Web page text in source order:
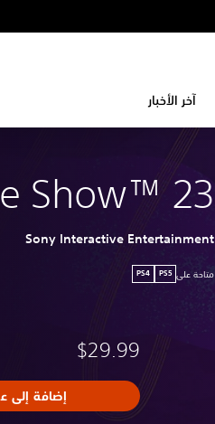
آخر الأخبار
Show™ 23
Sony Interactive Entertainment
متاحة على PS5
PS4
$29.99
إضافة إلى